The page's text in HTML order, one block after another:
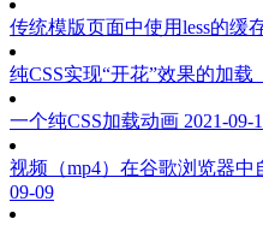
传统模版页面中使用less的缓
纯CSS实现“开花”效果的加载
一个纯CSS加载动画 2021-09-
视频（mp4）在谷歌浏览器
09-09